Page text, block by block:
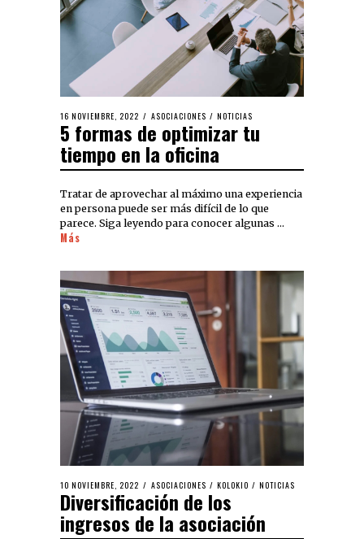
16 NOVIEMBRE, 2022 ASOCIACIONES / NOTICIAS
5 formas de optimizar tu
tiempo en la oficina
Tratar de aprovechar al máximo una experiencia
en persona puede ser más difícil de lo que
parece. Siga leyendo para conocer algunas …
Más
10 NOVIEMBRE, 2022 ASOCIACIONES / KOLOKIO / NOTICIAS
Diversificación de los
ingresos de la asociación